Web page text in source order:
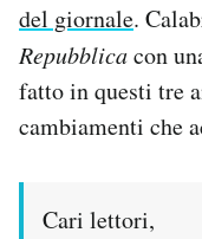
Notifiche mobile
Regala il Post
Esci
del giornale.
Repubblicacon
fatto in questi tre
cambiamenti che
Cari lettori,